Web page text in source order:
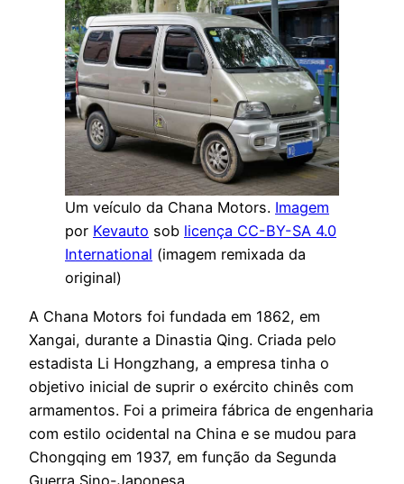
Um veículo da Chana Motors. Imagem
por Kevauto sob licença CC-BY-SA 4.0
International (imagem remixada da
original)
A Chana Motors foi fundada em 1862, em
Xangai, durante a Dinastia Qing. Criada pelo
estadista Li Hongzhang, a empresa tinha o
objetivo inicial de suprir o exército chinês com
armamentos. Foi a primeira fábrica de engenharia
com estilo ocidental na China e se mudou para
Chongqing em 1937, em função da Segunda
Guerra Sino-Japonesa.